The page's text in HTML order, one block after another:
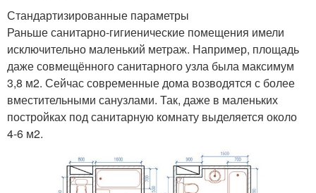
Стандартизированные параметры
Раньше санитарно-гигиенические помещения имели
исключительно маленький метраж. Например, площадь
даже совмещённого санитарного узла была максимум
3,8 м2. Сейчас современные дома возводятся с более
вместительными санузлами. Так, даже в маленьких
постройках под санитарную комнату выделяется около
4-6 м2.